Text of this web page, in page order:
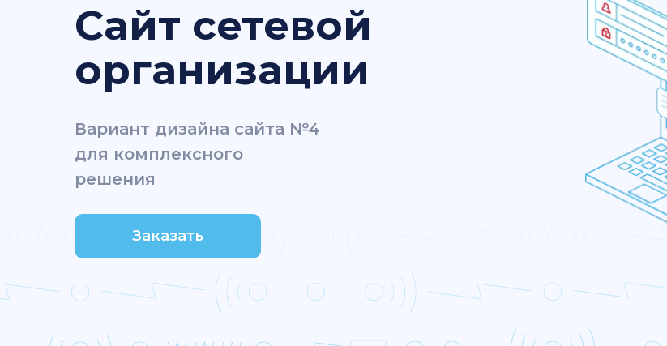
Сайт сетевой
организации
Заказать
Вариант дизайна сайта №4
для комплексного
решения